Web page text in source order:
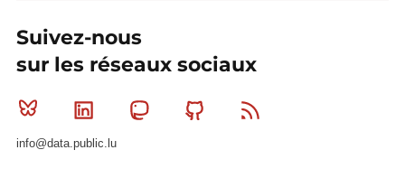
Suivez-nous
sur les réseaux sociaux
Bluesky Linkedin MastodonGithub
info@data.public.lu